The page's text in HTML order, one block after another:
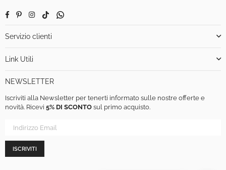
FacebookPinterestInstagram
TikTokWhatsapp
Servizio clienti
Link Utili
NEWSLETTER
Iscriviti alla Newsletter per tenerti informato sulle nostre offerte e
novità. Ricevi 5% DI SCONTO sul primo acquisto.
ISCRIVITI